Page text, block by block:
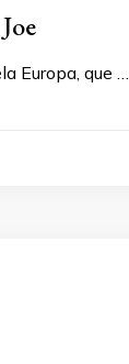
Europa, que …